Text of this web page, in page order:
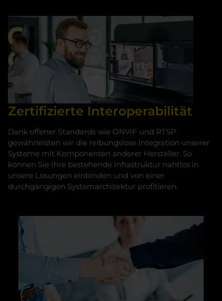
Zertifizierte Interoperabilität
Dank offener Standards wie ONVIF und RTSP
gewährleisten wir die reibungslose Integration unserer
Systeme mit Komponenten anderer Hersteller. So
können Sie Ihre bestehende Infrastruktur nahtlos in
unsere Lösungen einbinden und von einer
durchgängigen Systemarchitektur profitieren.